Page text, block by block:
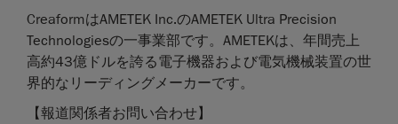
CreaformはAMETEK Inc.のAMETEK Ultra Precision
Technologiesの一事業部です。AMETEKは、年間売上
高約43億ドルを誇る電子機器および電気機械装置の世
界的なリーディングメーカーです。
【報道関係者お問い合わせ】